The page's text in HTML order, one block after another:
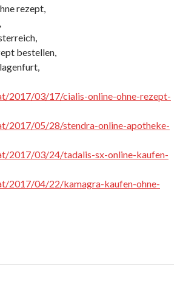
rezept,
bestellen,
2017/03/17/cialis-online-ohne-rezept-
2017/05/28/stendra-online-apotheke-
2017/03/24/tadalis-sx-online-kaufen-
2017/04/22/kamagra-kaufen-ohne-